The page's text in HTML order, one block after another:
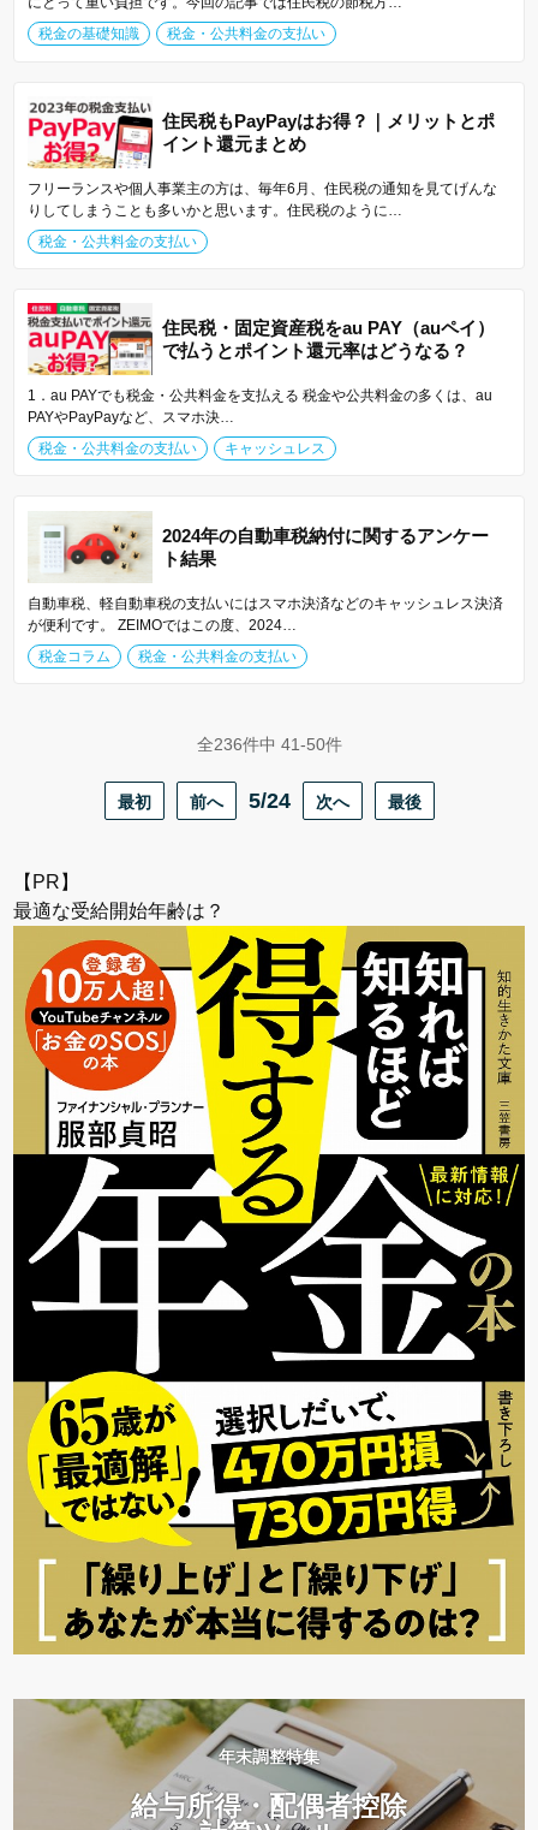
税金の基礎知識
税金・公共料金の支払い
住民税もPayPayはお得？｜メリットとポ
イント還元まとめ
フリーランスや個人事業主の方は、毎年6月、住民税の通知を見てげんな
りしてしまうことも多いかと思います。住民税のように…
税金・公共料金の支払い
住民税・固定資産税をau PAY（auペイ）
で払うとポイント還元率はどうなる？
1．au PAYでも税金・公共料金を支払える 税金や公共料金の多くは、au
PAYやPayPayなど、スマホ決…
税金・公共料金の支払い
キャッシュレス
2024年の自動車税納付に関するアンケー
ト結果
自動車税、軽自動車税の支払いにはスマホ決済などのキャッシュレス決済
が便利です。 ZEIMOではこの度、2024…
税金コラム
税金・公共料金の支払い
全236件中 41-50件
最初 前へ 5/24 次へ 最後
【PR】
最適な受給開始年齢は？
年末調整特集
給与所得・配偶者控除